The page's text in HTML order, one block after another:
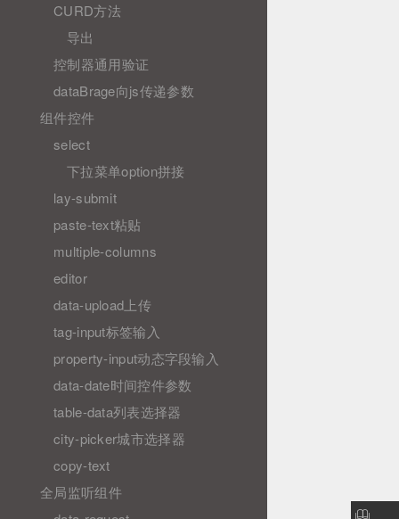
CURD方法
导出
控制器通用验证
dataBrage向js传递参数
组件控件
select
下拉菜单option拼接
lay-submit
paste-text粘贴
multiple-columns
editor
data-upload上传
tag-input标签输入
property-input动态字段输入
data-date时间控件参数
table-data列表选择器
city-picker城市选择器
copy-text
全局监听组件